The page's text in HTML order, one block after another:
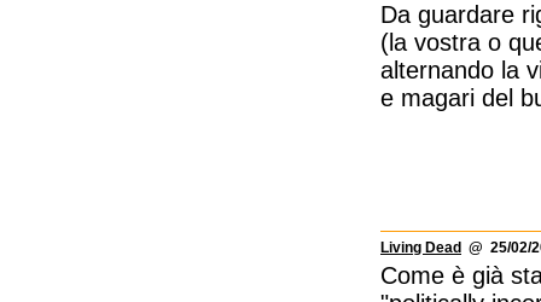
Da guardare
(la vostra o
alternando la
e magari del
Living Dead @ 25/02/
Come è già